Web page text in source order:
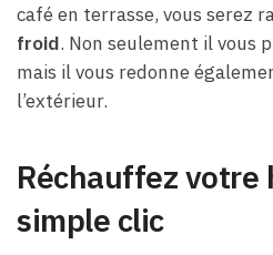
café en terrasse, vous serez
froid. Non seulement il vous
mais il vous redonne
l’extérieur.
Réchauffez votre
simple clic